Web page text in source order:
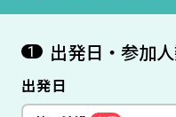
1 出発日・参加
出発日